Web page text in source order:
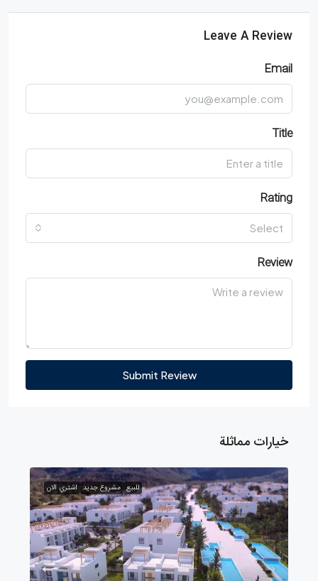
Leave A Review
Email
Title
Rating
Select
Review
Submit Review
خيارات مماثلة
للبيع مشروع جديد اشتري الان